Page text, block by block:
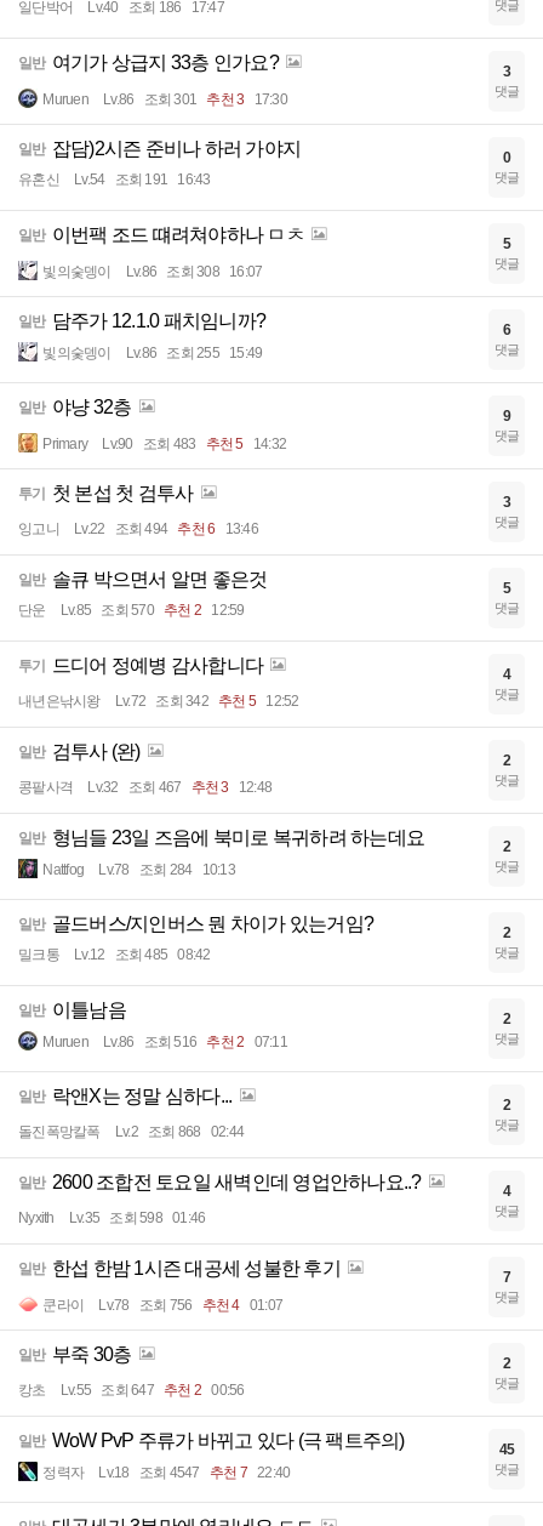
일단박어 Lv.40 조회 186 17:47 댓글
일반 여기가 상급지 33층 인가요?
Muruen Lv.86 조회 301 추천 3 17:30
3
댓글
일반 잡담)2시즌 준비나 하러 가야지
유혼신 Lv.54 조회 191 16:43
0
댓글
일반 이번팩 조드 떄려쳐야하나 ㅁㅊ
빛의숯뎅이 Lv.86 조회 308 16:07
5
댓글
일반 담주가 12.1.0 패치임니까?
빛의숯뎅이 Lv.86 조회 255 15:49
6
댓글
일반 야냥 32층
Primary Lv.90 조회 483 추천 5 14:32
9
댓글
투기 첫 본섭 첫 검투사
잉고니 Lv.22 조회 494 추천 6 13:46
3
댓글
일반 솔큐 박으면서 알면 좋은것
단운 Lv.85 조회 570 추천 2 12:59
5
댓글
투기 드디어 정예병 감사합니다
내년은낚시왕 Lv.72 조회 342 추천 5 12:52
4
댓글
일반 검투사 (완)
콩팥사격 Lv.32 조회 467 추천 3 12:48
2
댓글
일반 형님들 23일 즈음에 북미로 복귀하려 하는데요
Nattfog Lv.78 조회 284 10:13
2
댓글
일반 골드버스/지인버스 뭔 차이가 있는거임?
밀크통 Lv.12 조회 485 08:42
2
댓글
일반 이틀남음
Muruen Lv.86 조회 516 추천 2 07:11
2
댓글
일반 락앤X는 정말 심하다...
돌진폭망칼폭 Lv.2 조회 868 02:44
2
댓글
일반 2600 조합전 토요일 새벽인데 영업안하나요..?
Nyxith Lv.35 조회 598 01:46
4
댓글
일반 한섭 한밤 1시즌 대공세 성불한 후기
쿤라이 Lv.78 조회 756 추천 4 01:07
7
댓글
일반 부죽 30층
캉초 Lv.55 조회 647 추천 2 00:56
2
댓글
일반 WoW PvP 주류가 바뀌고 있다 (극 팩트주의)
정력자 Lv.18 조회 4547 추천 7 22:40
45
댓글